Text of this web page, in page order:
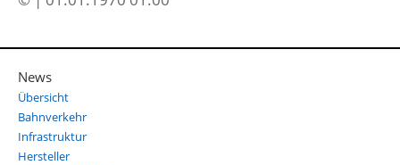
News
Übersicht
Bahnverkehr
Infrastruktur
Hersteller